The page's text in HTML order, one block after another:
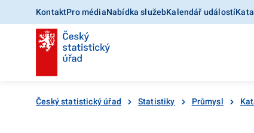
KontaktPro médiaNabídka služebKalendář událostí
Český statistický úřad Statistiky Průmysl